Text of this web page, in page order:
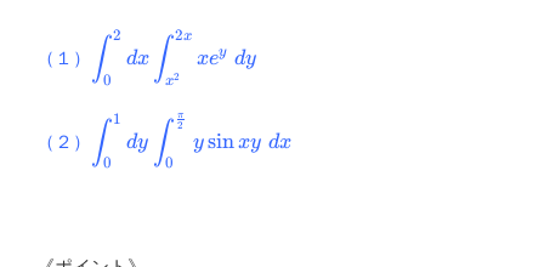
（１）
\displaystyle
\int^{2}_{0}dx\int^{2x}_{x^2}xe^y
\ dy
∫0
2
dx ∫x2
2x
xey dy
（２）
\displaystyle
\int^{1}_{0}dy\int^{\frac{\pi}
{2}}_{0}y\sin xy \ dx
∫0
1
dy ∫0
2
π
y sin xy dx